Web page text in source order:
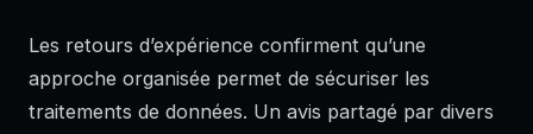
Les retours d’expérience confirment qu’une
approche organisée permet de sécuriser les
traitements de données. Un avis partagé par divers